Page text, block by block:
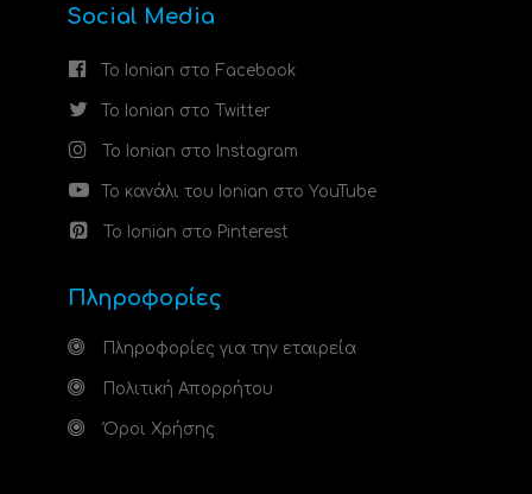
Social Media
Το Ionian στο Facebook
Το Ionian στο Twitter
Το Ionian στο Instagram
Το κανάλι του Ionian στο YouTube
Το Ionian στο Pinterest
Πληροφορίες
Πληροφορίες για την εταιρεία
Πολιτική Απορρήτου
Όροι Χρήσης